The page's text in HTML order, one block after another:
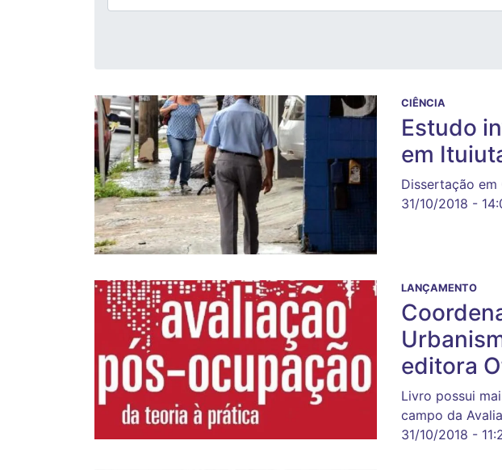
CIÊNCIA
Estudo
em
Dissertação
31/10/2018 -
LANÇAMENTO
editora
Livro possui
campo da
31/10/2018 -